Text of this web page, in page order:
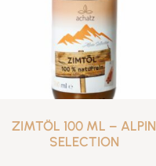
ZIMTÖL 100 ML – ALPIN
SELECTION